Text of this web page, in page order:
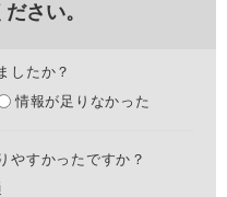
さい。
したか？
情報が足りなかった
やすかったですか？